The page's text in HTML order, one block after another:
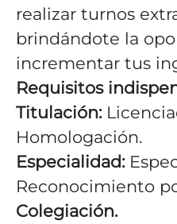
realizar turnos
brindándote la
incrementar tus
Requisitos
Titulación:
Homologación.
Especialidad:
Reconocimiento
Colegiación.